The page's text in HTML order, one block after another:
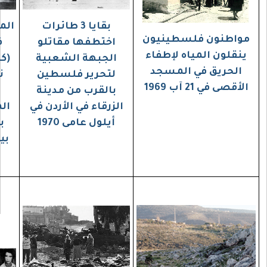
اختطفها مقاتلو
الجبهة الشعبية
لتحرير فلسطين
بالقرب من مدينة
المبنى الذي استشهد
فيه القادة الثلاث
(كمال عدوان، وكمال
ناصر، وأبو يوسف
النجار) على يد
الموساد الإسرائيلي
بشارع الفردان في